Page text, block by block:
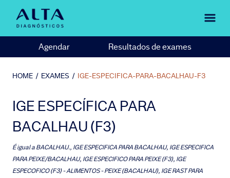
Agendar Resultados de exames
HOME / EXAMES / IGE-ESPECIFICA-PARA-BACALHAU-F3
IGE ESPECÍFICA PARA
BACALHAU (F3)
É igual aBACALHAU., IGE ESPECIFICA PARA BACALHAU, IGE ESPECIFICA
PARA PEIXE/BACALHAU, IGE ESPECIFICO PARA PEIXE (F3), IGE
ESPECOFICO (F3) - ALIMENTOS - PEIXE (BACALHAU), IGE RAST PARA